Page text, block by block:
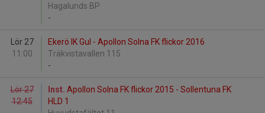
Hagalunds BP
-
Lör 27
11:00
Ekerö IK Gul - Apollon Solna FK flickor 2016
Träkvistavallen 115
-
Lör 27
12:45
Inst. Apollon Solna FK flickor 2015 - Sollentuna FK
HLD 1